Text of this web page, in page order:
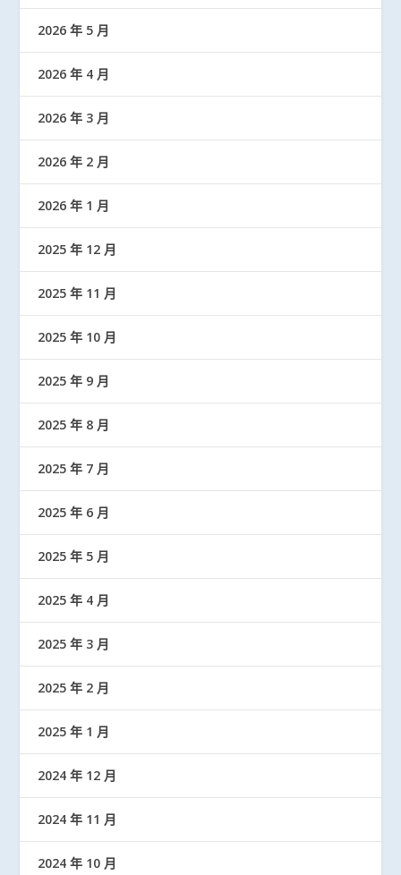
2026 年 5 月
2026 年 4 月
2026 年 3 月
2026 年 2 月
2026 年 1 月
2025 年 12 月
2025 年 11 月
2025 年 10 月
2025 年 9 月
2025 年 8 月
2025 年 7 月
2025 年 6 月
2025 年 5 月
2025 年 4 月
2025 年 3 月
2025 年 2 月
2025 年 1 月
2024 年 12 月
2024 年 11 月
2024 年 10 月